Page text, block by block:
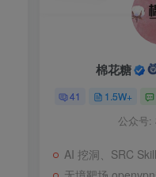
棉花糖
41 1.5W+
公众号:
AI 挖洞、SRC